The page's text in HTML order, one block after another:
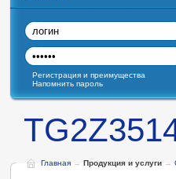
Регистрация и преимущества
Напомнить пароль
Главная → Продукция и услуги →